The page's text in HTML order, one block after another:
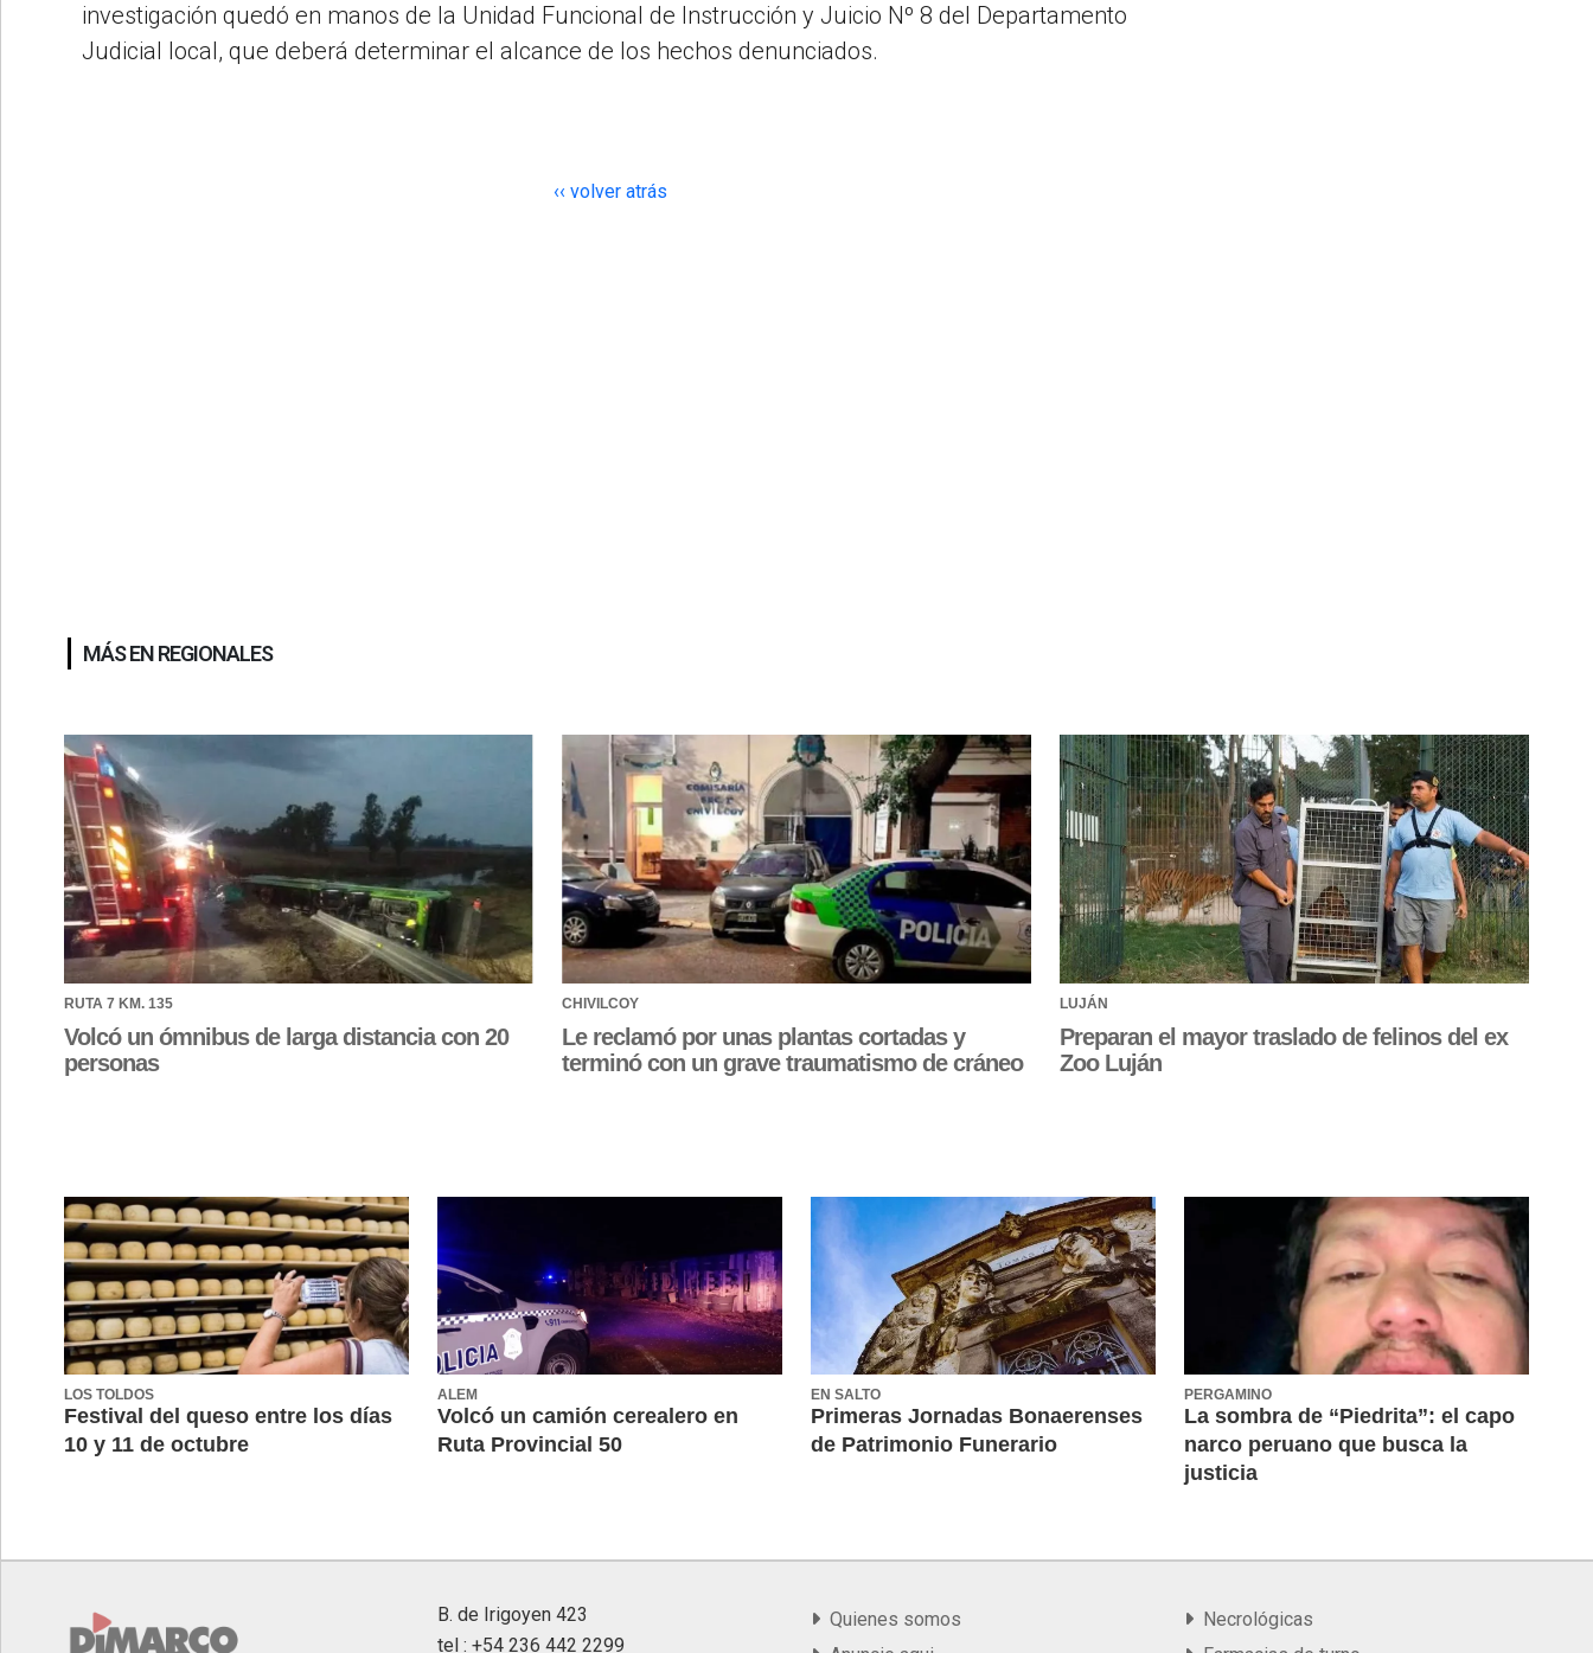
investigación quedó en manos de la Unidad Funcional de Instrucción y Juicio Nº 8 del Departamento
Judicial local, que deberá determinar el alcance de los hechos denunciados.
‹‹ volver atrás
MÁS EN REGIONALES
RUTA 7 KM. 135
Volcó un ómnibus de larga distancia con 20
personas
CHIVILCOY
Le reclamó por unas plantas cortadas y
terminó con un grave traumatismo de cráneo
LUJÁN
Preparan el mayor traslado de felinos del ex
Zoo Luján
LOS TOLDOS
Festival del queso entre los días
10 y 11 de octubre
ALEM
Volcó un camión cerealero en
Ruta Provincial 50
EN SALTO
Primeras Jornadas Bonaerenses
de Patrimonio Funerario
PERGAMINO
La sombra de “Piedrita”: el capo
narco peruano que busca la
justicia
B. de Irigoyen 423
tel : +54 236 442 2299
Quienes somos
Necrológicas